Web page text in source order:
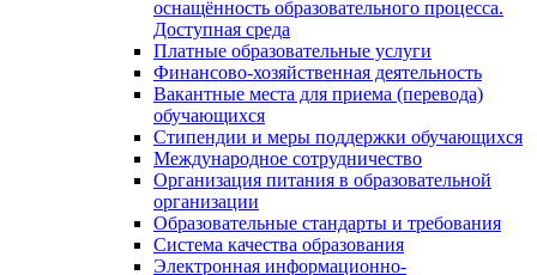
оснащённость образовательного процесса.
Доступная среда
Платные образовательные услуги
Финансово-хозяйственная деятельность
Вакантные места для приема (перевода)
обучающихся
Стипендии и меры поддержки обучающихся
Международное сотрудничество
Организация питания в образовательной
организации
Образовательные стандарты и требования
Система качества образования
Электронная информационно-